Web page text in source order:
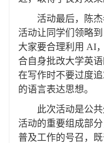
活动最后，陈
活动让同学们领略到
大家要合理利用 AI
合自身批改大学英语
在写作时不要过度
的语言表达思想。
此次活动是公
活动的重要组成部
普及工作的号召，